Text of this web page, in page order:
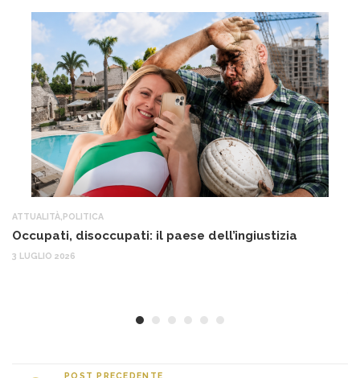
ATTUALITÀ POLITICA
Occupati, disoccupati: il paese dell’ingiustizia
3 LUGLIO 2026
POST PRECEDENTE